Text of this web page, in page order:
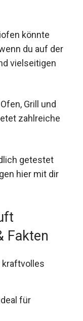
könnte
du auf der
vielseitigen
Grill und
zahlreiche
getestet
hier mit dir
Fakten
kraftvolles
für